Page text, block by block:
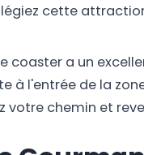
cette
coaster a un
à l'entrée de la
votre chemin et